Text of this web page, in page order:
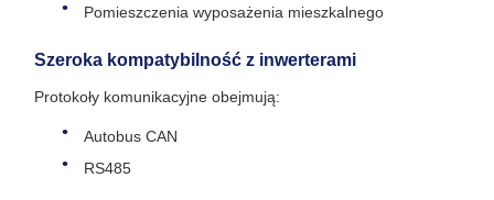
Pomieszczenia wyposażenia mieszkalnego
Szeroka kompatybilność z inwerterami
Protokoły komunikacyjne obejmują:
Autobus CAN
RS485